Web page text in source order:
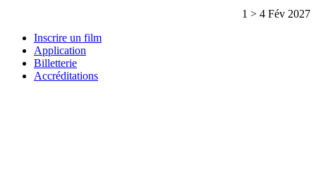
1 > 4 Fév 2027
Inscrire un film
Application
Billetterie
Accréditations